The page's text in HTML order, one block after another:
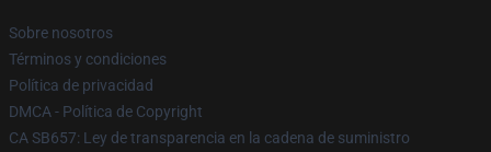
Sobre nosotros
Términos y condiciones
Política de privacidad
DMCA - Política de Copyright
CA SB657: Ley de transparencia en la cadena de suministro